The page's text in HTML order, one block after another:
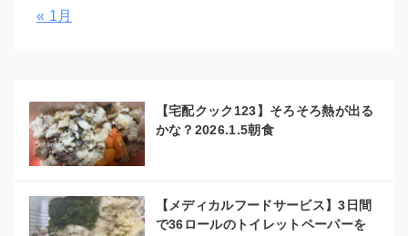
« 1月
【宅配クック123】そろそろ熱が出る
かな？2026.1.5朝食
【メディカルフードサービス】3日間
で36ロールのトイレットペーパーを